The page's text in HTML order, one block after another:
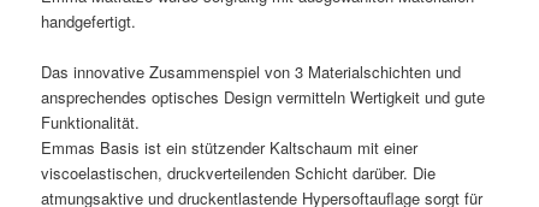
handgefertigt.
Das innovative Zusammenspiel von 3 Materialschichten und
ansprechendes optisches Design vermitteln Wertigkeit und gute
Funktionalität.
Emmas Basis ist ein stützender Kaltschaum mit einer
viscoelastischen, druckverteilenden Schicht darüber. Die
atmungsaktive und druckentlastende Hypersoftauflage sorgt für